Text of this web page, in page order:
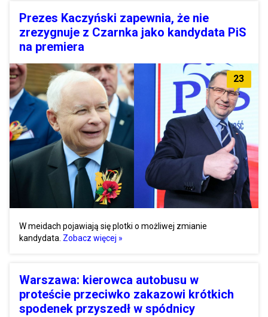
Prezes Kaczyński zapewnia, że nie
zrezygnuje z Czarnka jako kandydata PiS
na premiera
23
W meidach pojawiają się plotki o możliwej zmianie
kandydata. Zobacz więcej »
Warszawa: kierowca autobusu w
proteście przeciwko zakazowi krótkich
spodenek przyszedł w spódnicy